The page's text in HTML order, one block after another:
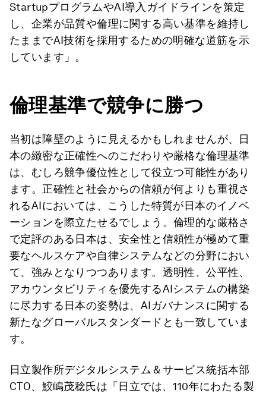
StartupプログラムやAI導入ガイドラインを策定
し、企業が品質や倫理に関する高い基準を維持し
たままでAI技術を採用するための明確な道筋を示
しています」。
倫理基準で競争に勝つ
当初は障壁のように見えるかもしれませんが、日
本の緻密な正確性へのこだわりや厳格な倫理基準
は、むしろ競争優位性として役立つ可能性があり
ます。正確性と社会からの信頼が何よりも重視さ
れるAIにおいては、こうした特質が日本のイノベ
ーションを際立たせるでしょう。倫理的な厳格さ
で定評のある日本は、安全性と信頼性が極めて重
要なヘルスケアや自律システムなどの分野におい
て、強みとなりつつあります。透明性、公平性、
アカウンタビリティを優先するAIシステムの構築
に尽力する日本の姿勢は、AIガバナンスに関する
新たなグローバルスタンダードとも一致していま
す。
日立製作所デジタルシステム＆サービス統括本部
CTO、鮫嶋茂稔氏は「日立では、110年にわたる製